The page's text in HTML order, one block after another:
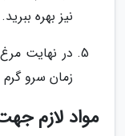
نیز بهره ببرید.
در نهایت مرغ
زمان سرو گرم
مواد لازم